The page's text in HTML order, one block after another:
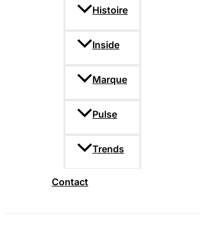
Histoire
Inside
Marque
Pulse
Trends
Contact